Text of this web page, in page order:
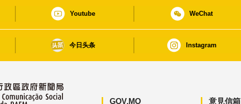
Youtube WeChat
今日头条 Instagram
GOV.MO 意見信箱